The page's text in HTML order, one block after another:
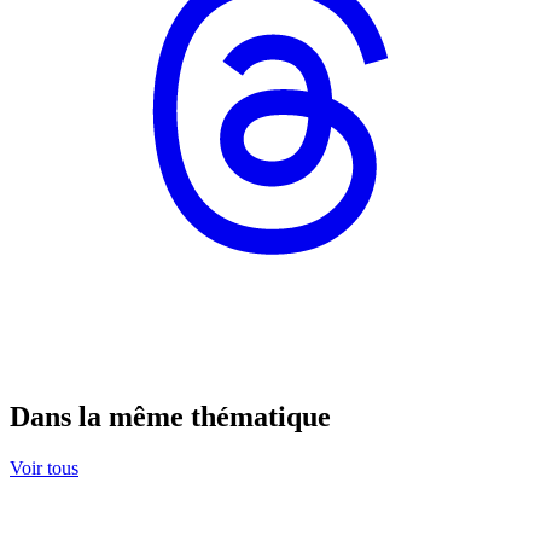
Dans la même thématique
Voir tous